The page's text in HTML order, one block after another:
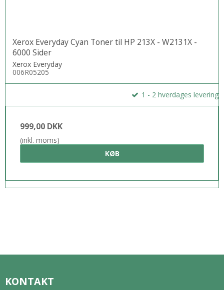
Xerox Everyday Cyan Toner til HP 213X - W2131X -
6000 Sider
Xerox Everyday
006R05205
1 - 2 hverdages levering
999,00 DKK
(inkl. moms)
KØB
KONTAKT